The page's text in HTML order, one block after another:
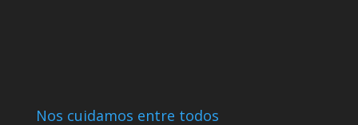
Nos cuidamos entre todos